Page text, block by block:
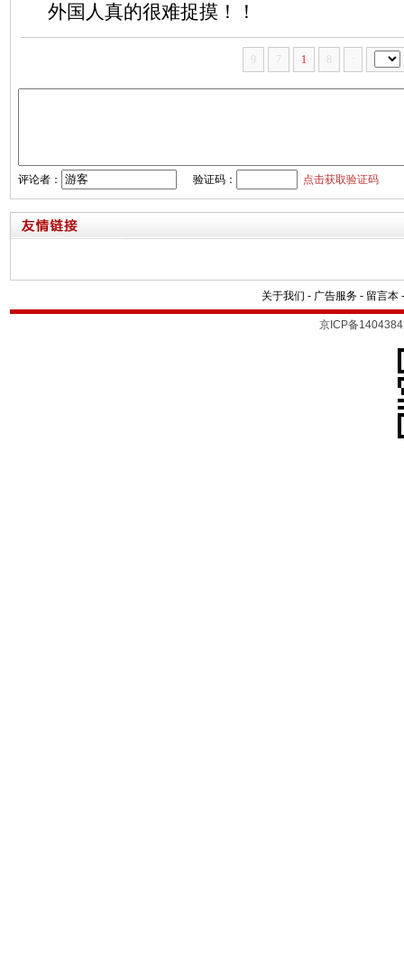
外国人真的很难捉摸！！
7 1 :
评论者： 验证码： 点击获取验证码
关于我们 - 广告服务 - 留言本
京ICP备